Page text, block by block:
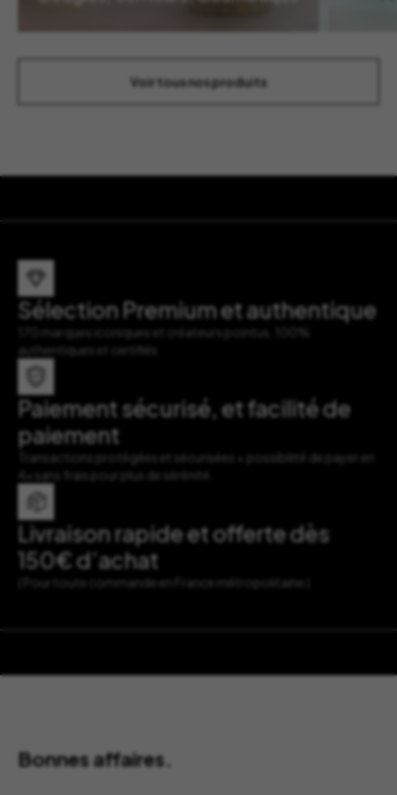
Voir tous nos produits
Sélection Premium et authentique
170 marques iconiques et créateurs pointus, 100%
authentiques et certifiés
Paiement sécurisé, et facilité de
paiement
Transactions protégées et sécurisées + possibilité de payer en
4x sans frais pour plus de sérénité.
Livraison rapide et offerte dès
150€ d’achat
( Pour toute commande en France métropolitaine )
Bonnes affaires.